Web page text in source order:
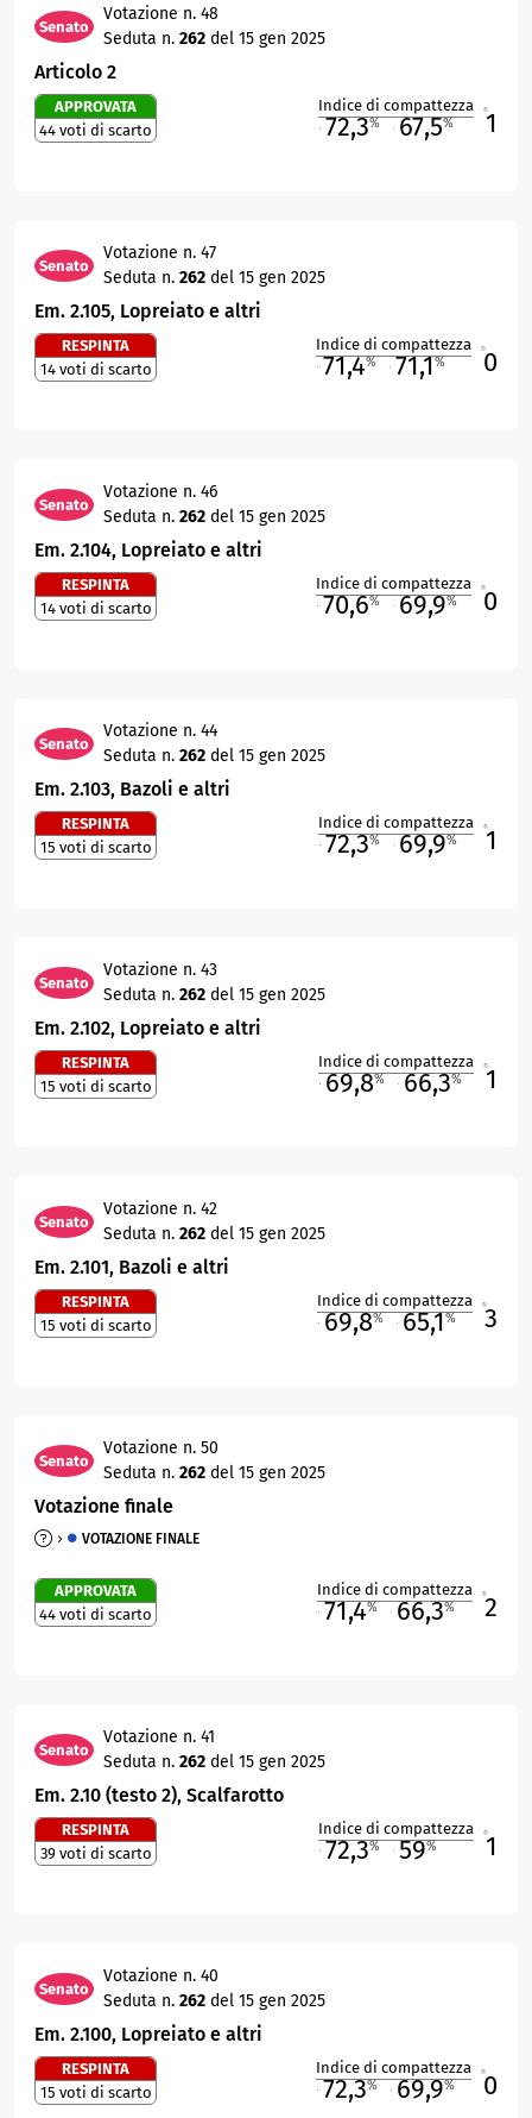
Senato
Votazione n. 48
Seduta n. 262 del 15 gen 2025
Articolo 2
APPROVATA
44 voti di scarto
Indice di compattezza
72,3% 67,5% 1
Senato
Votazione n. 47
Seduta n. 262 del 15 gen 2025
Em. 2.105, Lopreiato e altri
RESPINTA
14 voti di scarto
Indice di compattezza
71,4% 71,1% 0
Senato
Votazione n. 46
Seduta n. 262 del 15 gen 2025
Em. 2.104, Lopreiato e altri
RESPINTA
14 voti di scarto
Indice di compattezza
70,6% 69,9% 0
Senato
Votazione n. 44
Seduta n. 262 del 15 gen 2025
Em. 2.103, Bazoli e altri
RESPINTA
15 voti di scarto
Indice di compattezza
72,3% 69,9% 1
Senato
Votazione n. 43
Seduta n. 262 del 15 gen 2025
Em. 2.102, Lopreiato e altri
RESPINTA
15 voti di scarto
Indice di compattezza
69,8% 66,3% 1
Senato
Votazione n. 42
Seduta n. 262 del 15 gen 2025
Em. 2.101, Bazoli e altri
RESPINTA
15 voti di scarto
Indice di compattezza
69,8% 65,1% 3
Senato
Votazione n. 50
Seduta n. 262 del 15 gen 2025
Votazione finale
VOTAZIONE FINALE
APPROVATA
44 voti di scarto
Indice di compattezza
71,4% 66,3% 2
Senato
Votazione n. 41
Seduta n. 262 del 15 gen 2025
Em. 2.10 (testo 2), Scalfarotto
RESPINTA
39 voti di scarto
Indice di compattezza
72,3% 59% 1
Senato
Votazione n. 40
Seduta n. 262 del 15 gen 2025
Em. 2.100, Lopreiato e altri
RESPINTA
15 voti di scarto
Indice di compattezza
72,3% 69,9% 0